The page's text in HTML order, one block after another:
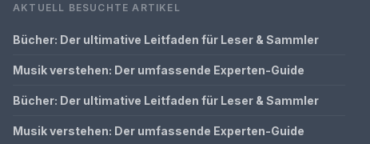
AKTUELL BESUCHTE ARTIKEL
Bücher: Der ultimative Leitfaden für Leser & Sammler
Musik verstehen: Der umfassende Experten-Guide
Bücher: Der ultimative Leitfaden für Leser & Sammler
Musik verstehen: Der umfassende Experten-Guide